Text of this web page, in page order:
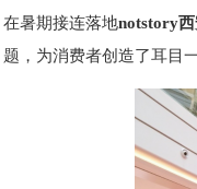
在暑期接连落地notstory
题，为消费者创造了耳目